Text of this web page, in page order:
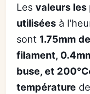
Lesvaleurs les
utilisées à
sont 1.75mm
filament,
buse, et
température